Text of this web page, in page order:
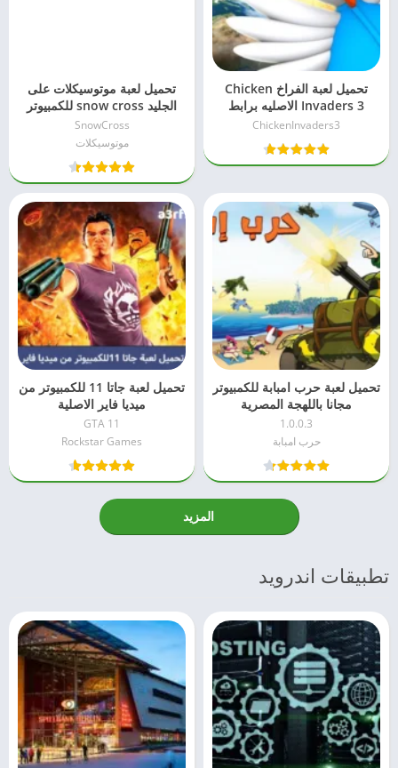
تحميل لعبة الفراخ Chicken
Invaders 3 الاصليه برابط
مباشر للكمبيوتر
ChickenInvaders3
تحميل لعبة موتوسيكلات على
الجليد snow cross للكمبيوتر
من ميديا فاير
SnowCross
موتوسيكلات
تحميل لعبة حرب امبابة للكمبيوتر
مجانا باللهجة المصرية
1.0.0.3
حرب امبابة
تحميل لعبة جاتا 11 للكمبيوتر من
ميديا فاير الاصلية
GTA 11
Rockstar Games
المزيد
تطبيقات اندرويد